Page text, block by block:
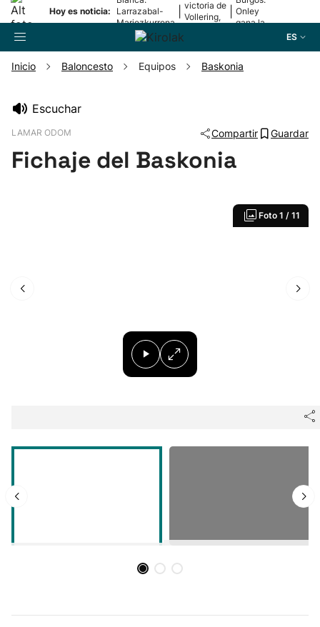
Hoy es noticia:
Larrazabal-
Mariezkurrena
II, a la final
victoria de
Vollering,
Onley
gana la
ES
Carreras de montaña
Inicio Baloncesto Equipos Baskonia
Escuchar
LAMAR ODOM Compartir Guardar
Fichaje del Baskonia
Foto 1 / 11